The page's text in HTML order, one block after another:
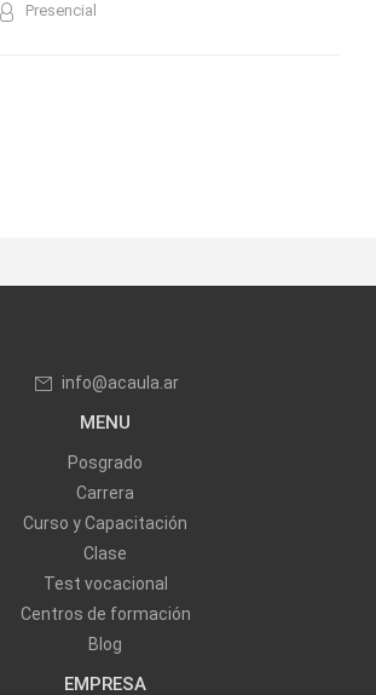
Presencial
info@acaula.ar
MENU
Posgrado
Carrera
Curso y Capacitación
Clase
Test vocacional
Centros de formación
Blog
EMPRESA